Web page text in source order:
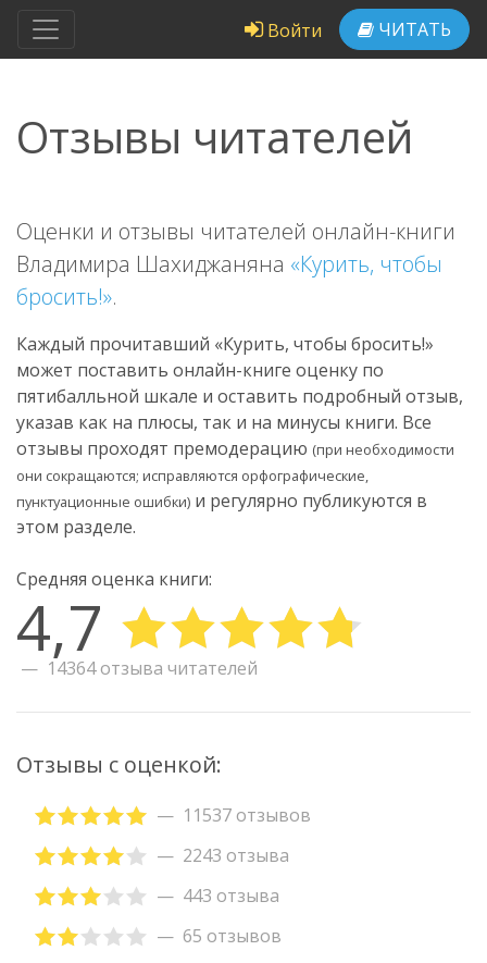
Войти ЧИТАТЬ
Отзывы читателей
Оценки и отзывы читателей онлайн-книги
Владимира Шахиджаняна «Курить, чтобы
бросить!».
Каждый прочитавший «Курить, чтобы бросить!»
может поставить онлайн-книге оценку по
пятибалльной шкале и оставить подробный отзыв,
указав как на плюсы, так и на минусы книги. Все
отзывы проходят премодерацию (при необходимости
они сокращаются; исправляются орфографические,
пунктуационные ошибки) и регулярно публикуются в
этом разделе.
Средняя оценка книги:
4,7
14364 отзыва читателей
Отзывы с оценкой:
11537 отзывов
2243 отзыва
443 отзыва
65 отзывов